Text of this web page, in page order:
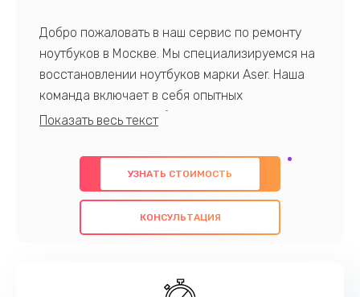
Добро пожаловать в наш сервис по ремонту
ноутбуков в Москве. Мы специализируемся на
восстановлении ноутбуков марки Aser. Наша
команда включает в себя опытных
профессионалов с обширными знаниями и
предлагаем быстрый и качественный ремонт с
использованием оригинальных компонентов, а
также гарантируем качество всех
проведенных работ. Наша цель - предоставить
наилучшим образом. Не медлите записаться на
УЗНАТЬ СТОИМОСТЬ
КОНСУЛЬТАЦИЯ